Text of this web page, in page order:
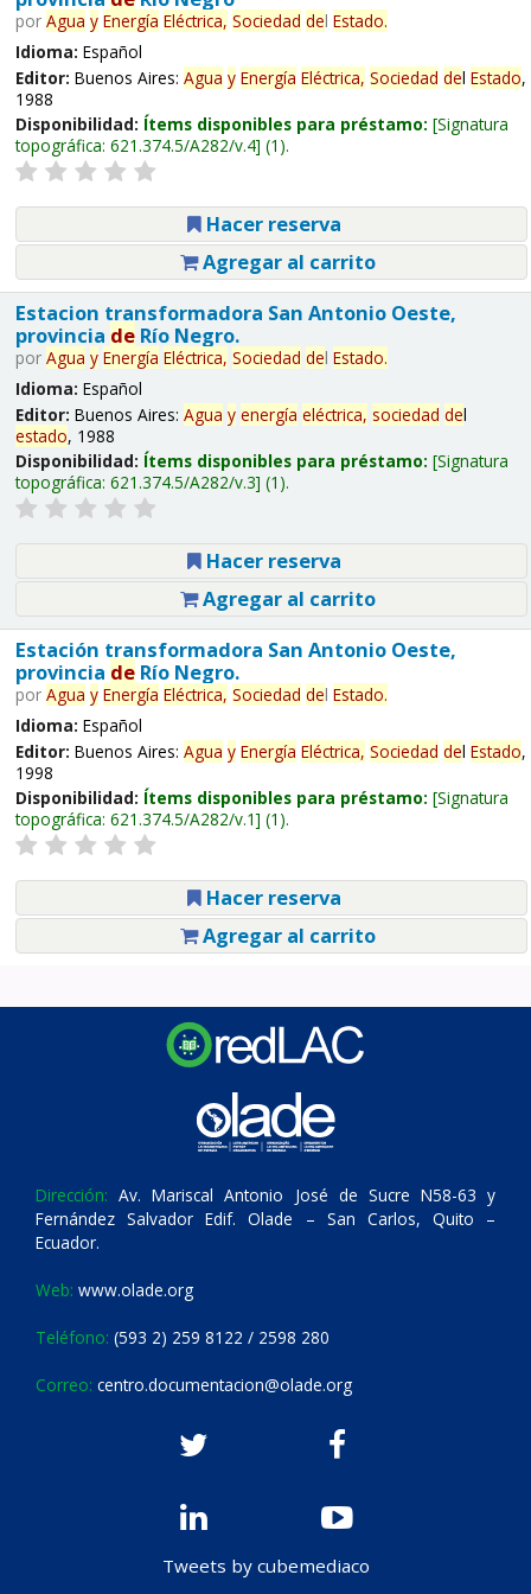
por Agua y Energía Eléctrica, Sociedad del Estado.
Idioma: Español
Editor: Buenos Aires: Agua y Energía Eléctrica, Sociedad del Estado,
1988
Disponibilidad: Ítems disponibles para préstamo: Signatura
topográfica: 621.374.5/A282/v.4 (1).
Hacer reserva
Agregar al carrito
Estacion transformadora San Antonio Oeste,
provincia deRío Negro.
por Agua y Energía Eléctrica, Sociedad del Estado.
Idioma: Español
Editor: Buenos Aires: Agua y energía eléctrica, sociedad del
estado, 1988
Disponibilidad: Ítems disponibles para préstamo: Signatura
topográfica: 621.374.5/A282/v.3 (1).
Hacer reserva
Agregar al carrito
Estación transformadora San Antonio Oeste,
provincia deRío Negro.
por Agua y Energía Eléctrica, Sociedad del Estado.
Idioma: Español
Editor: Buenos Aires: Agua y Energía Eléctrica, Sociedad del Estado,
1998
Disponibilidad: Ítems disponibles para préstamo: Signatura
topográfica: 621.374.5/A282/v.1 (1).
Hacer reserva
Agregar al carrito
Dirección: Av. Mariscal Antonio José de Sucre N58-63 y
Fernández Salvador Edif. Olade – San Carlos, Quito –
Ecuador.
Web: www.olade.org
Teléfono: (593 2) 259 8122 / 2598 280
Correo: centro.documentacion@olade.org
Tweets by cubemediaco